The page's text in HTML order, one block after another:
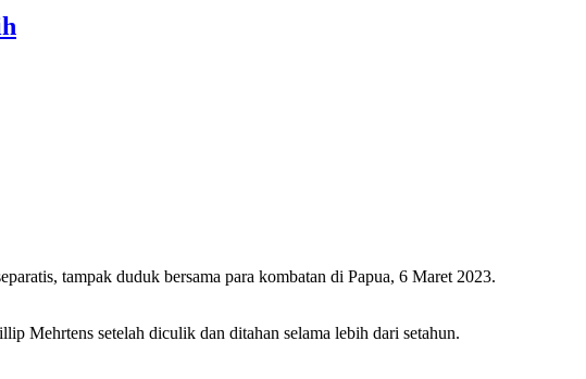
tampak duduk bersama para kombatan di Papua, 6 Maret 2023.
Mehrtens setelah diculik dan ditahan selama lebih dari setahun.